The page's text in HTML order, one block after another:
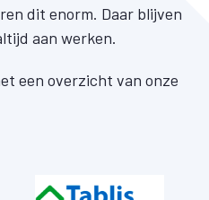
dit enorm. Daar blijven
aan werken.
een overzicht van onze